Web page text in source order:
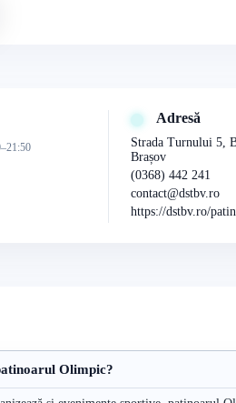
Adresă
Strada Turnului 5,
Brașov
(0368) 442 241
contact@dstbv.ro
https://dstbv.ro/
Olimpic?